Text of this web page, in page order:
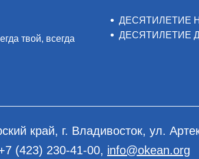
твой, всегда
ДЕСЯТИЛЕТИЕ
ДЕСЯТИЛЕТИЕ
край, г. Владивосток, ул.
(423) 230-41-00, info@okean.org